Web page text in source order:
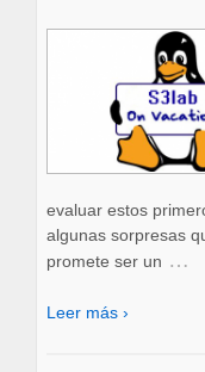
evaluar estos
algunas sorpresas
promete ser un …
Leer más ›